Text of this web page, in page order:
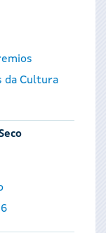
da Cultura